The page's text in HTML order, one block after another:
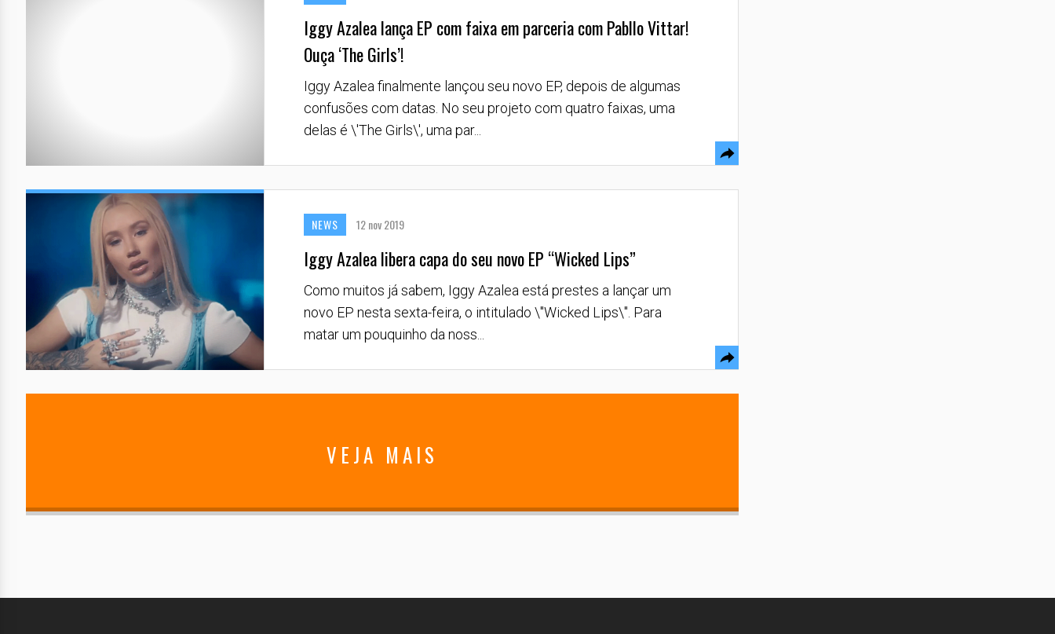
Iggy Azalea lança EP com faixa em parceria com Pabllo Vittar!
Ouça ‘The Girls’!
Iggy Azalea finalmente lançou seu novo EP, depois de algumas
confusões com datas. No seu projeto com quatro faixas, uma
delas é \'The Girls\', uma par...
NEWS 12 nov 2019
Iggy Azalea libera capa do seu novo EP “Wicked Lips”
Como muitos já sabem, Iggy Azalea está prestes a lançar um
novo EP nesta sexta-feira, o intitulado \"Wicked Lips\". Para
matar um pouquinho da noss...
VEJA MAIS